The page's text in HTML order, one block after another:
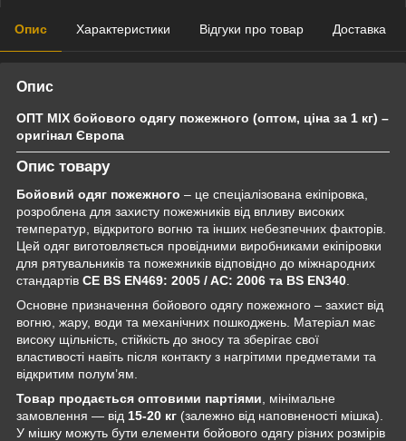
Опис Характеристики Відгуки про товар Доставка
Опис
ОПТ MIX бойового одягу пожежного (оптом, ціна за 1 кг) –
оригінал Європа
Опис товару
Бойовий одяг пожежного – це спеціалізована екіпіровка,
розроблена для захисту пожежників від впливу високих
температур, відкритого вогню та інших небезпечних факторів.
Цей одяг виготовляється провідними виробниками екіпіровки
для рятувальників та пожежників відповідно до міжнародних
стандартів CE BS EN469: 2005 / AC: 2006 та BS EN340
Основне призначення бойового одягу пожежного – захист від
вогню, жару, води та механічних пошкоджень. Матеріал має
високу щільність, стійкість до зносу та зберігає свої
властивості навіть після контакту з нагрітими предметами та
відкритим полум’ям.
Товар продається оптовими партіями , мінімальне
замовлення — від 15-20 кг (залежно від наповненості мішка).
У мішку можуть бути елементи бойового одягу різних розмірів